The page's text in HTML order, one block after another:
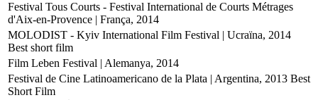
Festival Tous Courts - Festival International de Courts Métrages
d'Aix-en-Provence | França, 2014
MOLODIST - Kyiv International Film Festival | Ucraïna, 2014
Best short film
Film Leben Festival | Alemanya, 2014
Festival de Cine Latinoamericano de la Plata | Argentina, 2013 Best
Short Film